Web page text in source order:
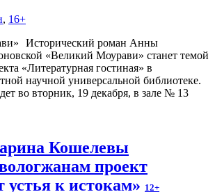
, 16+
Исторический роман Анны
«Великий Моурави» станет темой
«Литературная гостиная» в
научной универсальной библиотеке.
во вторник, 19 декабря, в зале № 13
Кошелевы
проект
к истокам» 12+